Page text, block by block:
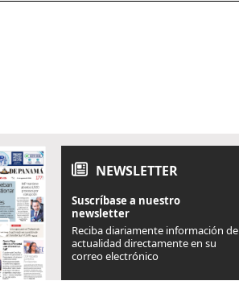
NEWSLETTER
Suscríbase a nuestro
newsletter
Reciba diariamente información de
actualidad directamente en su
correo electrónico